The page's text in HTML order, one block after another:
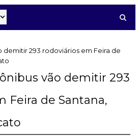
demitir 293 rodoviários em Feira de
vão demitir 293
Feira de Santana,